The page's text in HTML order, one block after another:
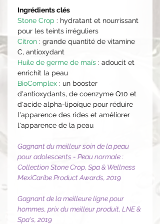
Ingrédients clés
Stone Crop : hydratant et nourrissant
pour les teints irréguliers
Citron : grande quantité de vitamine
C, antioxydant
Huile de germe de maïs : adoucit et
enrichit la peau
BioComplex : un booster
d'antioxydants, de coenzyme Q10 et
d'acide alpha-lipoïque pour réduire
l'apparence des rides et améliorer
l'apparence de la peau
Gagnant du meilleur soin de la peau
pour adolescents - Peau normale :
Collection Stone Crop, Spa & Wellness
MexiCaribe Product Awards, 2019
Gagnant de la meilleure ligne pour
hommes, prix du meilleur produit, LNE &
Spa's, 2019